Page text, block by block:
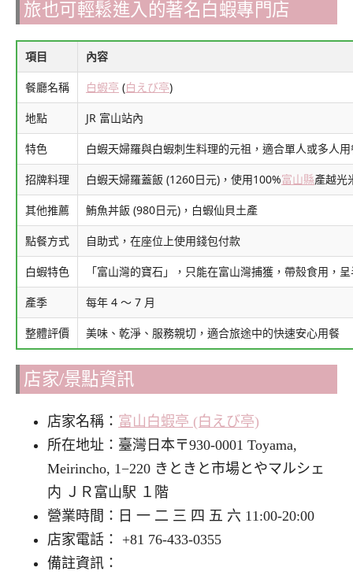
旅也可輕鬆進入的著名白蝦專門店
項目 內容
餐廳名稱 白蝦亭 (白えび亭)
地點 JR 富山站內
特色 白蝦天婦羅與白蝦刺生料理的元祖，適合單人或多人
招牌料理 白蝦天婦羅蓋飯 (1260日元)，使用100%富山縣產越光
其他推薦 鮪魚丼飯 (980日元)，白蝦仙貝土產
點餐方式 自助式，在座位上使用錢包付款
白蝦特色 「富山灣的寶石」，只能在富山灣捕獲，帶殼食用，
產季 每年 4 ～ 7 月
整體評價 美味、乾淨、服務親切，適合旅途中的快速安心用餐
店家/景點資訊
店家名稱： 富山白蝦亭 (白えび亭)
所在地址：臺灣日本〒930-0001 Toyama,
Meirincho, 1−220 きときと市場とやマルシェ
内 ＪＲ富山駅 １階
營業時間：日 一 二 三 四 五 六 11:00-20:00
店家電話： +81 76-433-0355
備註資訊：